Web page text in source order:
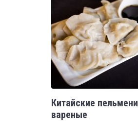
Китайские пельмени
вареные